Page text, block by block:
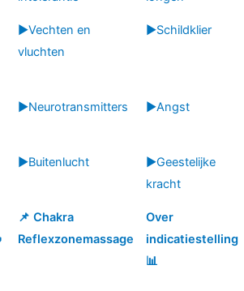
▶️Vechten en
vluchten
▶️Schildklier
▶️Neurotransmitters ▶️Angst
▶️Buitenlucht
▶️Geestelijke
kracht
📌 Chakra
Reflexzonemassage
Over
indicatiestelling
📊